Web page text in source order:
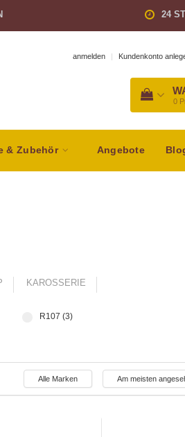
24
anmelden | Kundenkonto
0
& Zubehör Angebote
KAROSSERIE
R107 (3)
Alle Marken Am meisten